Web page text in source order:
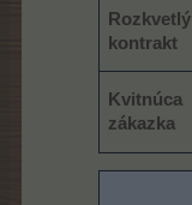
Rozkvetlý
kontrakt
Kvitnúca
zákazka